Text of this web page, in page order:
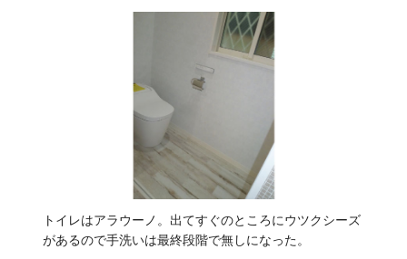
トイレはアラウーノ。出てすぐのところにウツクシーズ
があるので手洗いは最終段階で無しになった。